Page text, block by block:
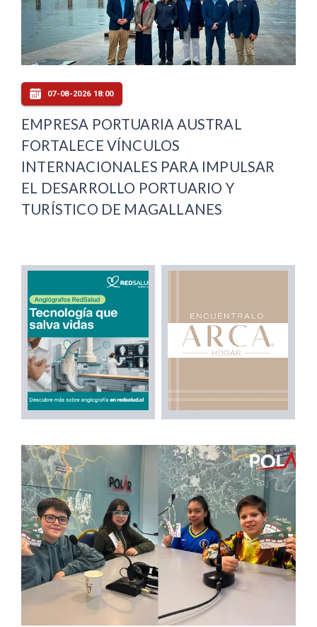
07-08-2026 18:00
EMPRESA PORTUARIA AUSTRAL
FORTALECE VÍNCULOS
INTERNACIONALES PARA IMPULSAR
EL DESARROLLO PORTUARIO Y
TURÍSTICO DE MAGALLANES